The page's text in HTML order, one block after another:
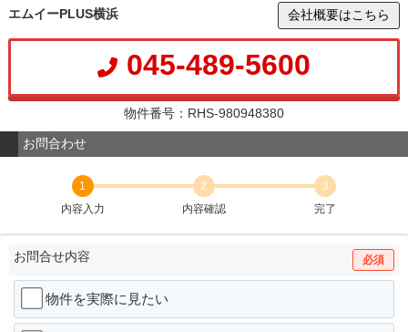
エムイーPLUS横浜 会社概要はこちら
045-489-5600
物件番号：RHS-980948380
お問合わせ
1
内容入力
2
内容確認
3
完了
お問合せ内容 必須
物件を実際に見たい